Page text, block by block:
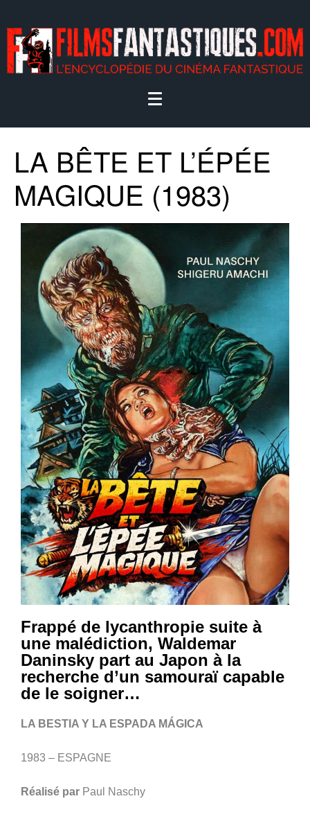
LA BÊTE ET L’ÉPÉE
MAGIQUE (1983)
Frappé de lycanthropie suite à
une malédiction, Waldemar
Daninsky part au Japon à la
recherche d’un samouraï capable
de le soigner…
LA BESTIA Y LA ESPADA MÁGICA
1983 – ESPAGNE
Réalisé par Paul Naschy